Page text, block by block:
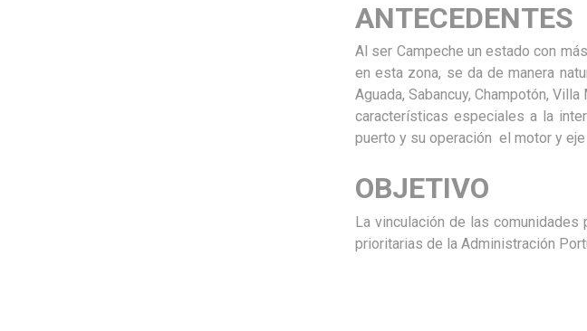
ANTECEDENTES
Al ser Campeche un estado con
en esta zona, se da de manera
Aguada, Sabancuy, Champotón,
características especiales a la
puerto y su operación el motor y
OBJETIVO
La vinculación de las
prioritarias de la Administración